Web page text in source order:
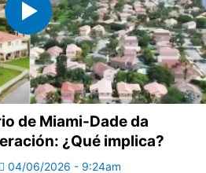
de Miami-Dade da
¿Qué implica?
04/06/2026 - 9:24am